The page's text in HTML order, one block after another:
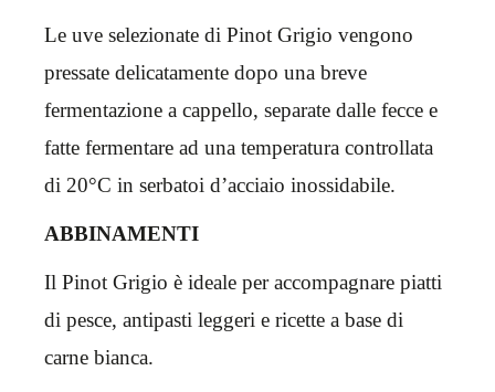
Le uve selezionate di Pinot Grigio vengono
pressate delicatamente dopo una breve
fermentazione a cappello, separate dalle fecce e
fatte fermentare ad una temperatura controllata
di 20°C in serbatoi d’acciaio inossidabile.
ABBINAMENTI
Il Pinot Grigio è ideale per accompagnare piatti
di pesce, antipasti leggeri e ricette a base di
carne bianca.